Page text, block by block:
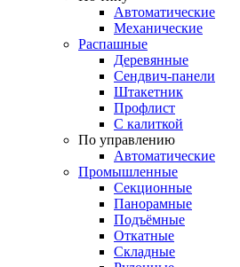
Автоматические
Механические
Распашные
Деревянные
Сендвич-панели
Штакетник
Профлист
С калиткой
По управлению
Автоматические
Промышленные
Секционные
Панорамные
Подъёмные
Откатные
Складные